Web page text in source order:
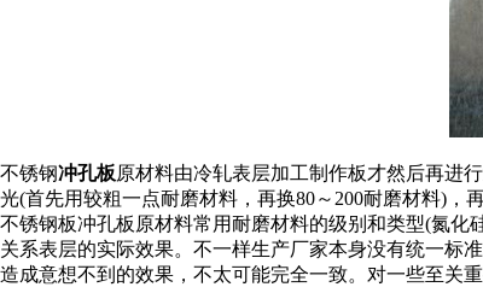
不锈钢冲孔板原材料由冷轧表层加工制作板才然后再进
光(首先用较粗一点耐磨材料，再换80～200耐磨材料)，
不锈钢板冲孔板原材料常用耐磨材料的级别和类型(氮
关系表层的实际效果。不一样生产厂家本身没有统一标
造成意想不到的效果，不太可能完全一致。对一些至关